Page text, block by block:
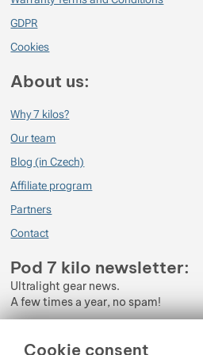
Cookie consent
Pěkně teplo...budou se hodit...nejen na
Jsou lehoučké, hřejivé.
Zdají se moc velké na danou velikost,
Verified customer
GDPR
Cookies
About us:
Why 7 kilos?
Our team
Blog (in Czech)
Affiliate program
Partners
Contact
Pod 7 kilo newsletter:
Ultralight gear news.
A few times a year, no spam!